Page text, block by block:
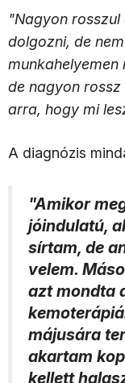
"Nagyon
dolgozni, de
de nagyon
arra, hogy mi
A diagnózis
"Amikor
jóindulatú,
sírtam, de
velem.
azt mondta
májusára
akartam
kellett